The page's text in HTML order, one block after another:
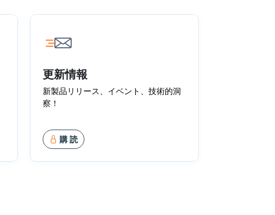
更新情報
新製品リリース、イベント、技術的洞
察！
購 読